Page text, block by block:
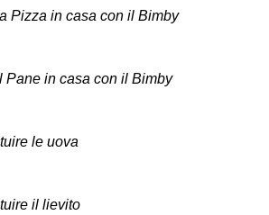
Pizza in casa con il Bimby
Pane in casa con il Bimby
le uova
il lievito